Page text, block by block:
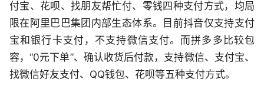
付宝、花呗、找朋友帮忙付、零钱四种支付方式，均局
限在阿里巴巴集团内部生态体系。目前抖音仅支持支付
宝和银行卡支付，不支持微信支付。而拼多多比较包
容，“0元下单”、确认收货后付款，支持微信、支付宝、
找微信好友支付、QQ钱包、花呗等五种支付方式。